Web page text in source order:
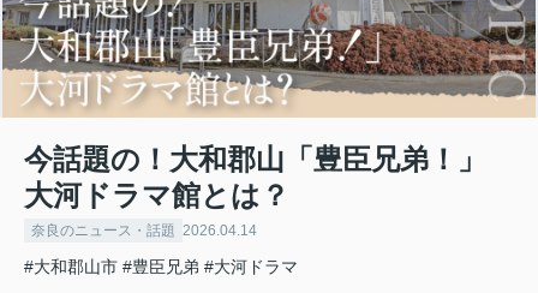
今話題の！大和郡山「豊臣兄弟！」
大河ドラマ館とは？
奈良のニュース・話題 2026.04.14
#大和郡山市 #豊臣兄弟 #大河ドラマ